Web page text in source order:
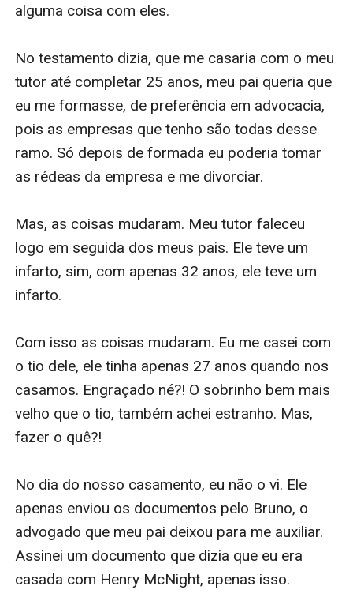
alguma coisa com eles.
No testamento dizia, que me casaria com o meu
tutor até completar 25 anos, meu pai queria que
eu me formasse, de preferência em advocacia,
pois as empresas que tenho são todas desse
ramo. Só depois de formada eu poderia tomar
as rédeas da empresa e me divorciar.
Mas, as coisas mudaram. Meu tutor faleceu
logo em seguida dos meus pais. Ele teve um
infarto, sim, com apenas 32 anos, ele teve um
infarto.
Com isso as coisas mudaram. Eu me casei com
o tio dele, ele tinha apenas 27 anos quando nos
casamos. Engraçado né?! O sobrinho bem mais
velho que o tio, também achei estranho. Mas,
fazer o quê?!
No dia do nosso casamento, eu não o vi. Ele
apenas enviou os documentos pelo Bruno, o
advogado que meu pai deixou para me auxiliar.
Assinei um documento que dizia que eu era
casada com Henry McNight, apenas isso.